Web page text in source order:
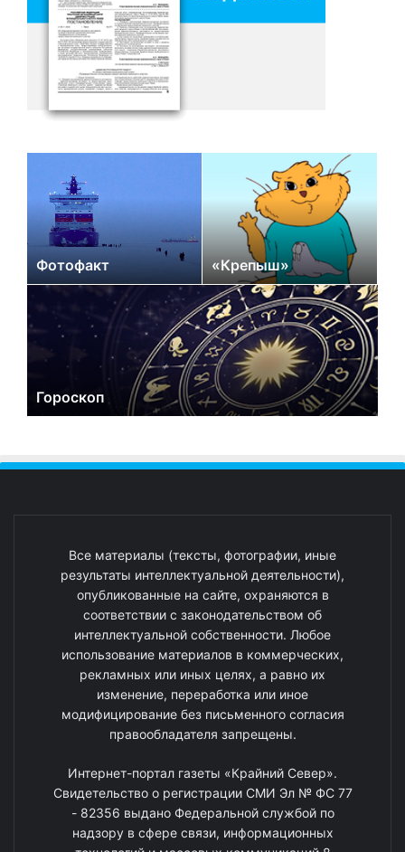
Фотофакт «Крепыш»
Гороскоп
Все материалы (тексты, фотографии, иные
результаты интеллектуальной деятельности),
опубликованные на сайте, охраняются в
соответствии с законодательством об
интеллектуальной собственности. Любое
использование материалов в коммерческих,
рекламных или иных целях, а равно их
изменение, переработка или иное
модифицирование без письменного согласия
правообладателя запрещены.
Интернет-портал газеты «Крайний Север».
Свидетельство о регистрации СМИ Эл № ФС 77
- 82356 выдано Федеральной службой по
надзору в сфере связи, информационных